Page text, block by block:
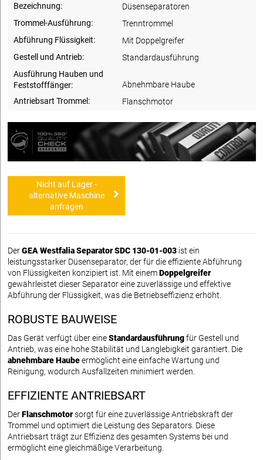
Bezeichnung:
Düsenseparatoren
Trommel-Ausführung:
Trenntrommel
Abführung Flüssigkeit:
Mit Doppelgreifer
Gestell und Antrieb:
Standardausführung
Ausführung Hauben und
Feststofffänger:
Abnehmbare Haube
Antriebsart Trommel:
Flanschmotor
Nicht auf Lager -
alternative Maschine
anfragen
DerGEA Westfalia Separator SDC 130-01-003 ist ein
leistungsstarker Düsenseparator, der für die effiziente Abführung
von Flüssigkeiten konzipiert ist. Mit einemDoppelgreifer
gewährleistet dieser Separator eine zuverlässige und effektive
Abführung der Flüssigkeit, was die Betriebseffizienz erhöht.
ROBUSTE BAUWEISE
Das Gerät verfügt über eineStandardausführungfür Gestell und
Antrieb, was eine hohe Stabilität und Langlebigkeit garantiert. Die
abnehmbare Haubeermöglicht eine einfache Wartung und
Reinigung, wodurch Ausfallzeiten minimiert werden.
EFFIZIENTE ANTRIEBSART
DerFlanschmotorsorgt für eine zuverlässige Antriebskraft der
Trommel und optimiert die Leistung des Separators. Diese
Antriebsart trägt zur Effizienz des gesamten Systems bei und
ermöglicht eine gleichmäßige Verarbeitung.